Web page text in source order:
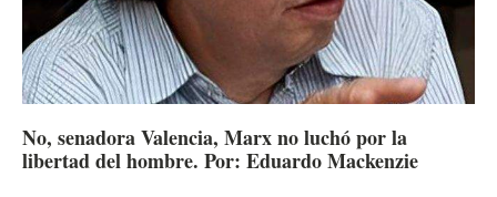
No, senadora Valencia, Marx no luchó por la
libertad del hombre. Por: Eduardo Mackenzie